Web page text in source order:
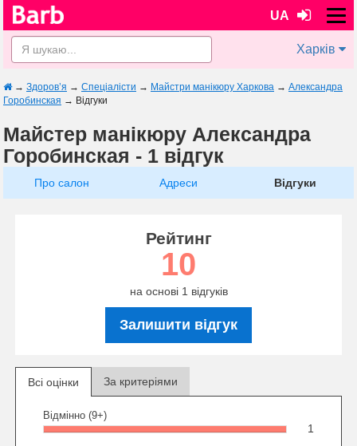
UA
Харків
→ Здоров’я → Спеціалісти → Майстри манікюру Харкова → Александра
Горобинская → Відгуки
Майстер манікюру Александра
Горобинская - 1 відгук
Про салон Адреси Відгуки
Рейтинг
10
на основі 1 відгуків
Залишити відгук
Всі оцінки За критеріями
Відмінно (9+)
1